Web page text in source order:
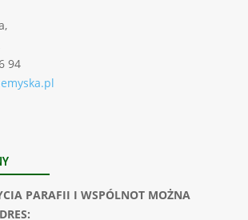
94
PARAFII I WSPÓLNOT MOŻNA